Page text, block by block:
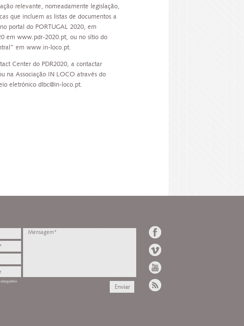
relevante, nomeadamente legislação,
que incluem as listas de documentos a
portal do PORTUGAL 2020, em
em www.pdr-2020.pt, ou no sítio do
em www.in-loco.pt.
Center do PDR2020, a contactar
na Associação IN LOCO através do
eletrónico dlbc@in-loco.pt.